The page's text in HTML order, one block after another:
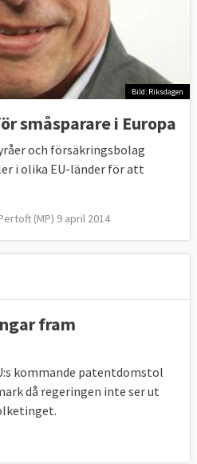
Bild: Riksdagen
småsparare i Europa
och försäkringsbolag
i olika EU-länder för att
(MP) 9 april 2014
fram
kommande patentdomstol
då regeringen inte ser ut